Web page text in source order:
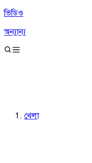
ভিডিও
অন্যান্য
খেলা